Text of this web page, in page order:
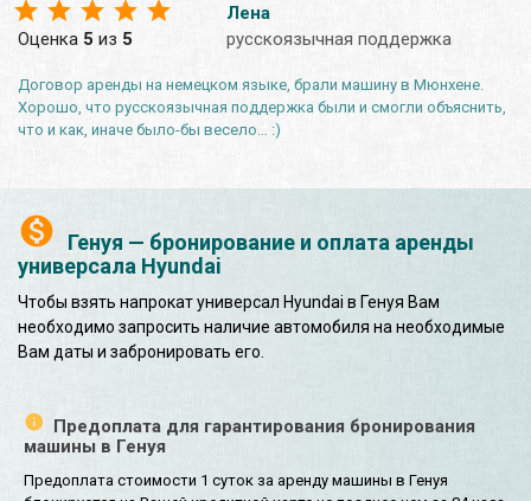
Генуя — бронирование и оплата аренды
универсала Hyundai
Чтобы взять напрокат универсал Hyundai в Генуя Вам
необходимо запросить наличие автомобиля на необходимые
Вам даты и забронировать его.
Предоплата для гарантирования бронирования
машины в Генуя
Предоплата стоимости 1 суток за аренду машины в Генуя
Оценка 5 из 5
Лена
русскоязычная поддержка
Договор аренды на немецком языке, брали машину в Мюнхене.
Хорошо, что русскоязычная поддержка были и смогли объяснить,
что и как, иначе было-бы весело… :)